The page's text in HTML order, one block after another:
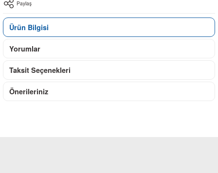
Paylaş
Ürün Bilgisi
Yorumlar
Taksit Seçenekleri
Önerileriniz